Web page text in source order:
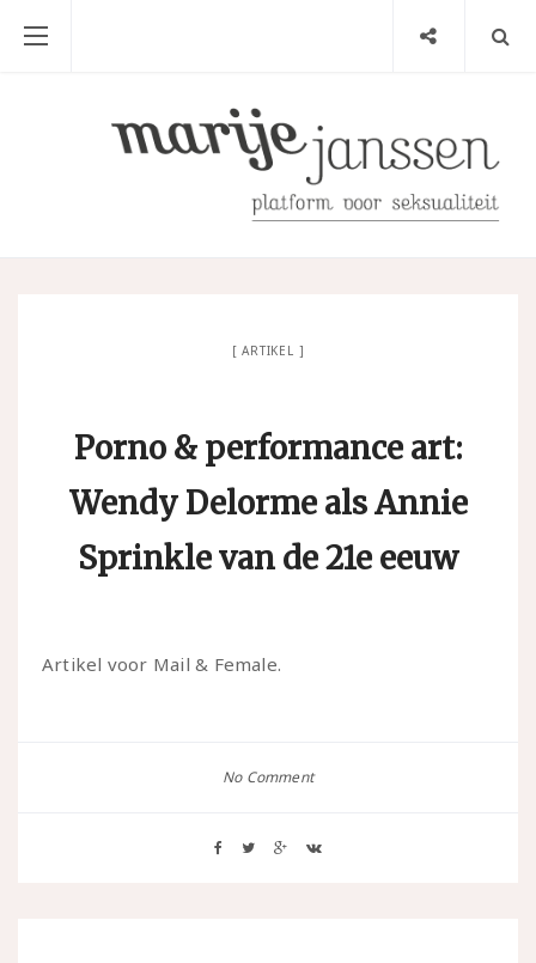
ARTIKEL
Porno & performance art:
Wendy Delorme als Annie
Sprinkle van de 21e eeuw
Artikel voor Mail & Female.
No Comment